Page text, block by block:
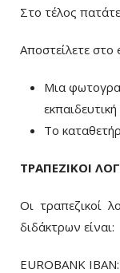
Στο τέλος
Αποστείλετε στο
Μια
To
ΤΡΑΠΕΖΙΚΟΙ
Οι τραπεζικοί
διδάκτρων είναι:
EUROBANK